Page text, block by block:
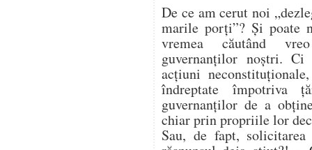
De ce am cerut noi
marile porți”? Și poate
vremea căutând
guvernanților noștri.
acțiuni
îndreptate împotriva
guvernanților de a
chiar prin propriile lor
Sau, de fapt,